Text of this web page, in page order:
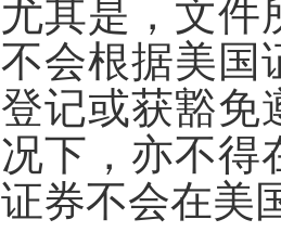
尤其是，文件
不会根据美国
登记或获豁免
况下，亦不得
证券不会在美